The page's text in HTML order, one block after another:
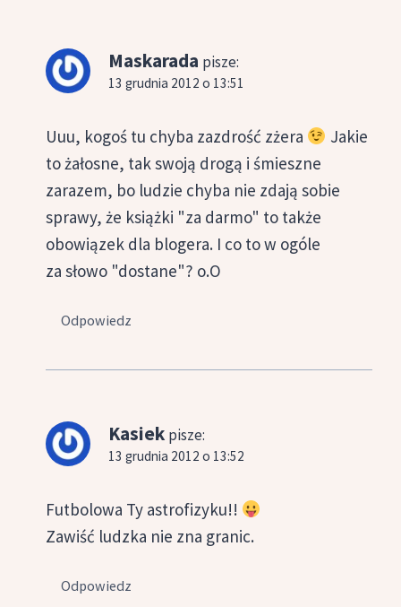
Maskarada pisze:
13 grudnia 2012 o 13:51
Uuu, kogoś tu chyba zazdrość zżera
Jakie
to żałosne, tak swoją drogą i śmieszne
zarazem, bo ludzie chyba nie zdają sobie
sprawy, że książki "za darmo" to także
obowiązek dla blogera. I co to w ogóle
za słowo "dostane"? o.O
Odpowiedz
Kasiek pisze:
13 grudnia 2012 o 13:52
Futbolowa Ty astrofizyku!!
Zawiść ludzka nie zna granic.
Odpowiedz